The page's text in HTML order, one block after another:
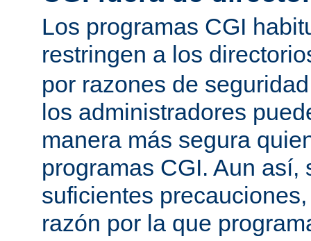
Los programas CGI
restringen a los
por razones de
los administradores
manera más segura
programas CGI. Aun así,
suficientes
razón por la que